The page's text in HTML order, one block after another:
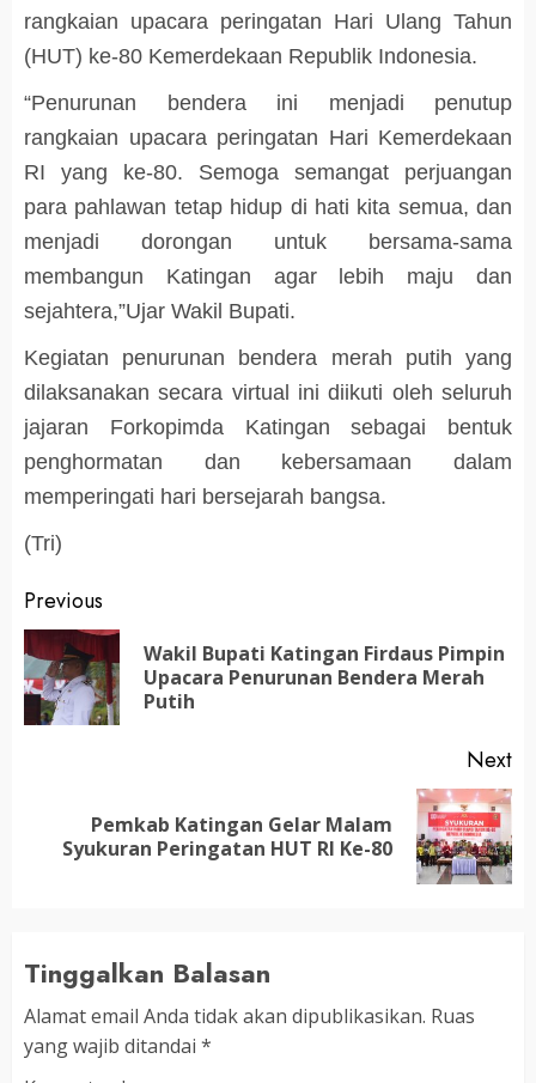
rangkaian upacara peringatan Hari Ulang Tahun
(HUT) ke-80 Kemerdekaan Republik Indonesia.
“Penurunan bendera ini menjadi penutup
rangkaian upacara peringatan Hari Kemerdekaan
RI yang ke-80. Semoga semangat perjuangan
para pahlawan tetap hidup di hati kita semua, dan
menjadi dorongan untuk bersama-sama
membangun Katingan agar lebih maju dan
sejahtera,”Ujar Wakil Bupati.
Kegiatan penurunan bendera merah putih yang
dilaksanakan secara virtual ini diikuti oleh seluruh
jajaran Forkopimda Katingan sebagai bentuk
penghormatan dan kebersamaan dalam
memperingati hari bersejarah bangsa.
(Tri)
Post
navigation
Previous
Wakil Bupati Katingan Firdaus Pimpin
Upacara Penurunan Bendera Merah
Putih
Next
post:
Pemkab Katingan Gelar Malam
Syukuran Peringatan HUT RI Ke-80
Tinggalkan Balasan
Alamat email Anda tidak akan dipublikasikan. Ruas
yang wajib ditandai *